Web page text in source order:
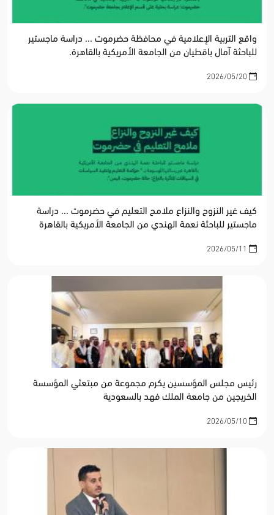
واقع التربية الإعلامية في محافظة حضرموت ... دراسة ماجستير
للباحثة آمال باقطيان من الجامعة الأمريكية بالقاهرة.
كيف غير النزوح والنزاع ملامح التعليم في حضرموت ... دراسة
ماجستير للباحثة نعمة الهندي من الجامعة الأمريكية بالقاهرة
رئيس مجلس المؤسسين يكرم مجموعة من مبتعثي المؤسسة
الخريجين من جامعة الملك فهد بالسعودية